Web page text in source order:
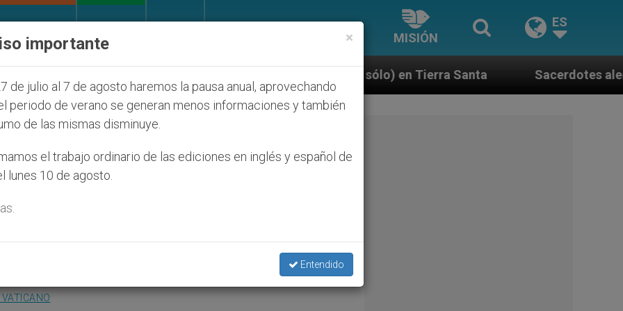
MISIÓN
ES
judíos que afecta a cristianos (y no sólo) en Tierra Santa Sacerdotes alemanes fieles al Papa
Virgen de Kazan
Oriente y Occidente»
×
importante
de julio al 7 de agosto haremos la pausa anual, aprovechando
periodo de verano se generan menos informaciones y también
de las mismas disminuye.
el trabajo ordinario de las ediciones en inglés y español de
lunes 10 de agosto.
Entendido